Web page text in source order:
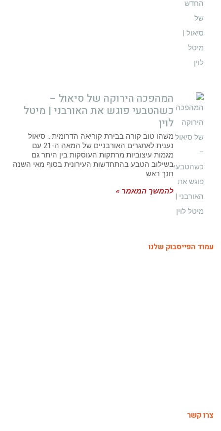
המהפכה הירוקה של סיאול –
כשהטבעי פוגש את האורבני | מיטל
לוין
משהו טוב קורה בבירת קוריאה הדרומית… סיאול
נענית לאתגרים האורבניים של המאה ה-21 עם
מגמות עיצוביות מרתקות העוסקות בין היתר גם
בשילוב הטבע בהתחדשות העירונית בסוף מאי השנה
חנך ראש
להמשך המאמר »
עמוד הפייסבוק שלנו
צרו קשר